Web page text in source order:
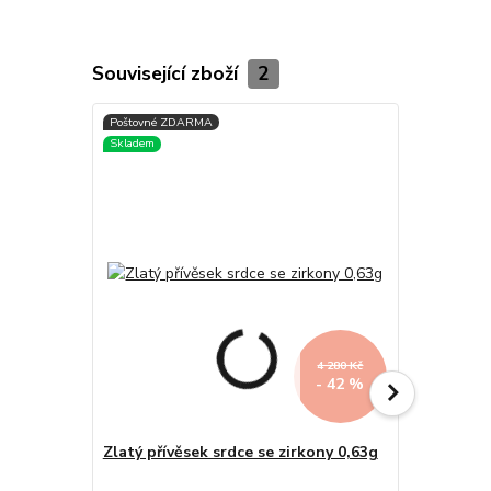
Související zboží 2
4 280 Kč
- 42 %
Zlatý přívěsek srdce se zirkony 0,63g